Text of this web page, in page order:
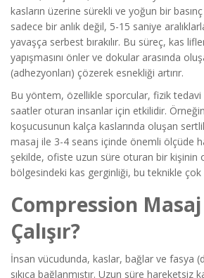
kasların üzerine sürekli ve yoğun bir
sadece bir anlık değil, 5-15 saniye
yavaşça serbest bırakılır. Bu süreç, kas
yapışmasını önler ve dokular arasında
(adhezyonları) çözerek esnekliği artırır.
Bu yöntem, özellikle sporcular, fizik tedavi
saatler oturan insanlar için etkilidir.
koşucusunun kalça kaslarında oluşan
masaj ile 3-4 seans içinde önemli ölçüde
şekilde, ofiste uzun süre oturan bir kişinin
bölgesindeki kas gerginliği, bu teknikle çok
Compression Masaj
Çalışır?
İnsan vücudunda, kaslar, bağlar ve fasya
sıkıca bağlanmıştır. Uzun süre hareketsiz